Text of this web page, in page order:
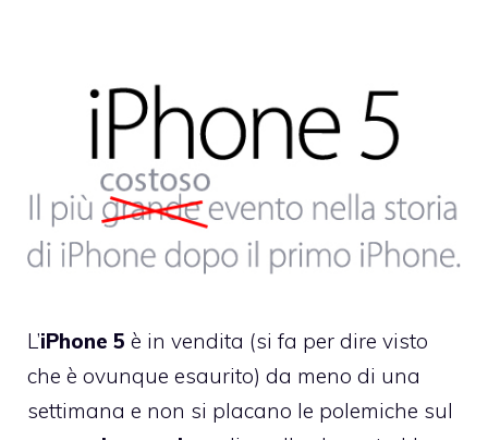
L’iPhone 5 è in vendita (si fa per dire visto
che è ovunque esaurito) da meno di una
settimana e non si placano le polemiche sul